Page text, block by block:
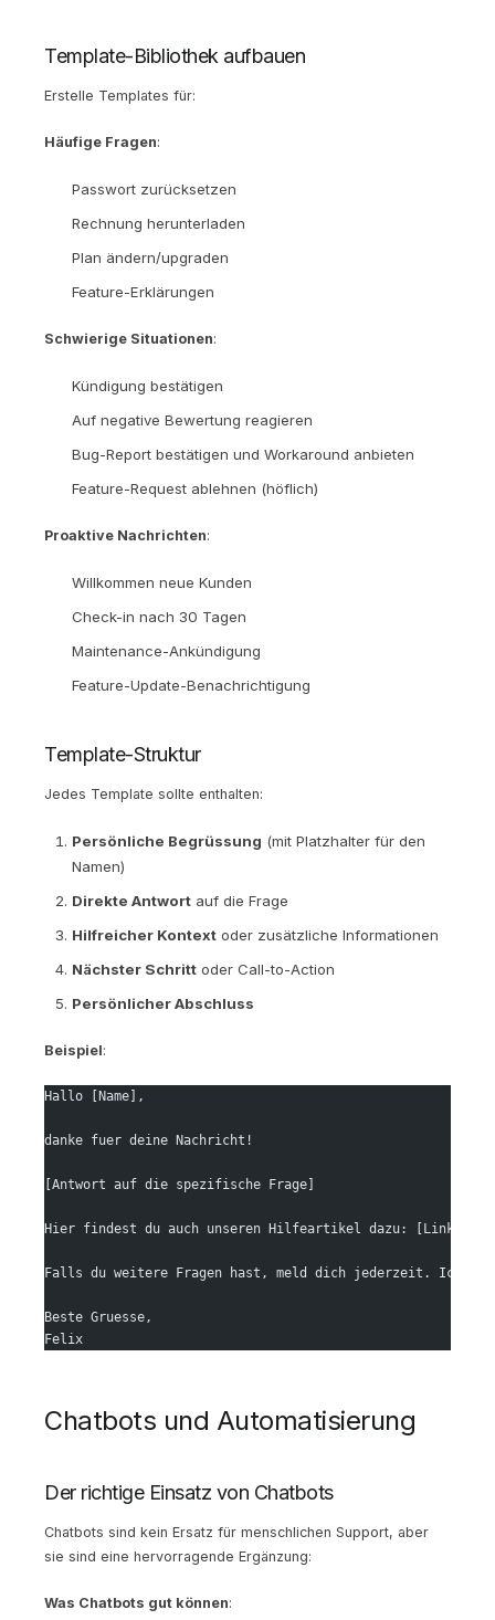
Template-Bibliothek aufbauen
Erstelle Templates für:
Häufige Fragen:
Passwort zurücksetzen
Rechnung herunterladen
Plan ändern/upgraden
Feature-Erklärungen
Schwierige Situationen:
Kündigung bestätigen
Auf negative Bewertung reagieren
Bug-Report bestätigen und Workaround anbieten
Feature-Request ablehnen (höflich)
Proaktive Nachrichten:
Willkommen neue Kunden
Check-in nach 30 Tagen
Maintenance-Ankündigung
Feature-Update-Benachrichtigung
Template-Struktur
Jedes Template sollte enthalten:
Persönliche Begrüssung (mit Platzhalter für den
Namen)
Direkte Antwort auf die Frage
Hilfreicher Kontext oder zusätzliche Informationen
Nächster Schritt oder Call-to-Action
Persönlicher Abschluss
Beispiel:
Hallo [Name],
danke fuer deine Nachricht!
[Antwort auf die spezifische Frage]
Hier findest du auch unseren Hilfeartikel dazu: [Link]
Falls du weitere Fragen hast, meld dich jederzeit. Ich
Beste Gruesse,
Felix
Chatbots und Automatisierung
Der richtige Einsatz von Chatbots
Chatbots sind kein Ersatz für menschlichen Support, aber
sie sind eine hervorragende Ergänzung:
Was Chatbots gut können: